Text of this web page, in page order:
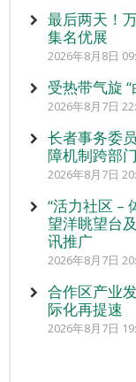
最后两天！
集名优展
2026年8月8日
受热带气旋
2026年8月7日
长者事务委
障机制跨部
2026年8月7日
“活力社区 –
望洋眺望台
讯推广
2026年8月7日
合作区产业
际化再提速
2026年8月7日